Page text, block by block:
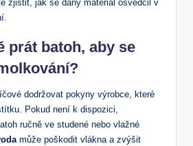
zjistit, jak se daný materiál osvědčil v
prát batoh, ‍aby ‌se
dodržovat pokyny‌ výrobce,⁣ které
Pokud není k dispozici,
⁣ručně ve studené nebo vlažné
může poškodit vlákna a zvýšit